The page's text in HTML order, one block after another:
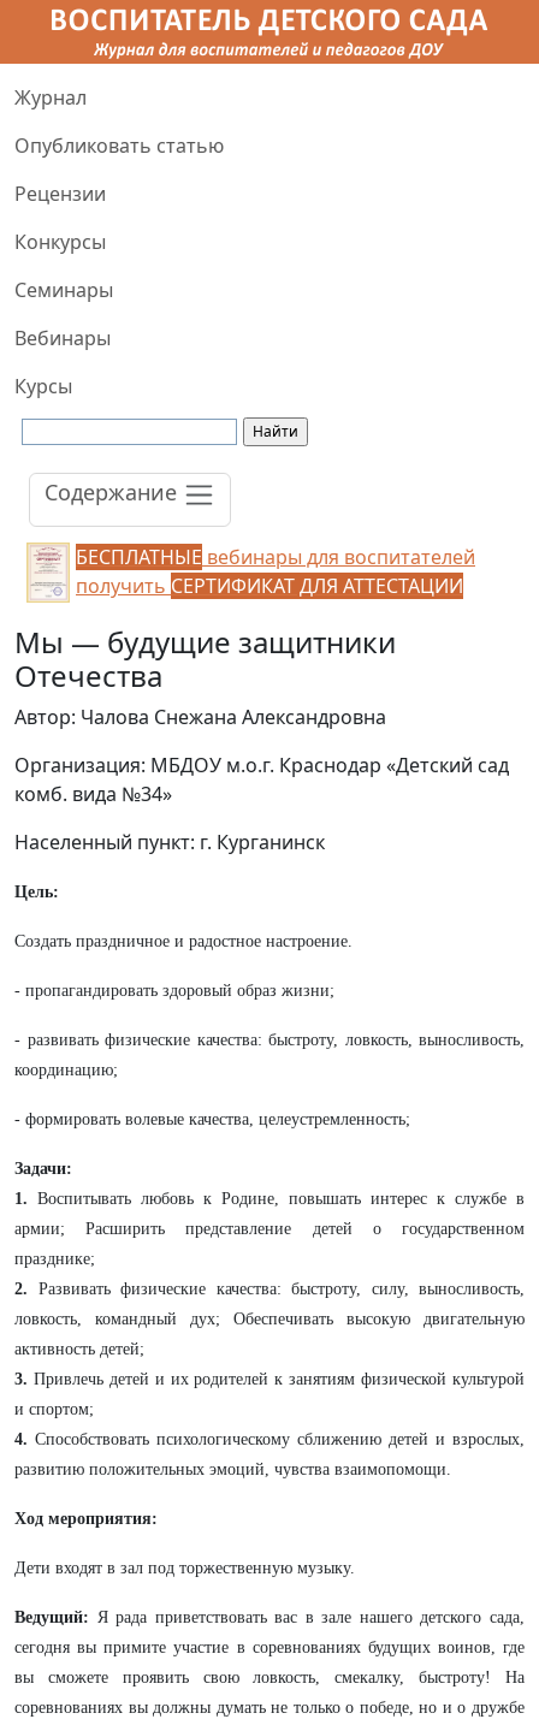
Журнал
Опубликовать статью
Рецензии
Конкурсы
Семинары
Вебинары
Курсы
Содержание
БЕСПЛАТНЫЕ вебинары для воспитателей
получить СЕРТИФИКАТ ДЛЯ АТТЕСТАЦИИ
Мы — будущие защитники
Отечества
Автор: Чалова Снежана Александровна
Организация: МБДОУ м.о.г. Краснодар «Детский сад
комб. вида №34»
Населенный пункт: г. Курганинск
Цель:
Создать праздничное и радостное настроение.
- пропагандировать здоровый образ жизни;
- развивать физические качества: быстроту, ловкость, выносливость,
координацию;
- формировать волевые качества, целеустремленность;
Задачи:
1. Воспитывать любовь к Родине, повышать интерес к службе в
армии; Расширить представление детей о государственном
празднике;
2. Развивать физические качества: быстроту, силу, выносливость,
ловкость, командный дух; Обеспечивать высокую двигательную
активность детей;
3. Привлечь детей и их родителей к занятиям физической культурой
и спортом;
4. Способствовать психологическому сближению детей и взрослых,
развитию положительных эмоций, чувства взаимопомощи.
Ход мероприятия:
Дети входят в зал под торжественную музыку.
Ведущий: Я рада приветствовать вас в зале нашего детского сада,
сегодня вы примите участие в соревнованиях будущих воинов, где
вы сможете проявить свою ловкость, смекалку, быстроту! На
соревнованиях вы должны думать не только о победе, но и о дружбе